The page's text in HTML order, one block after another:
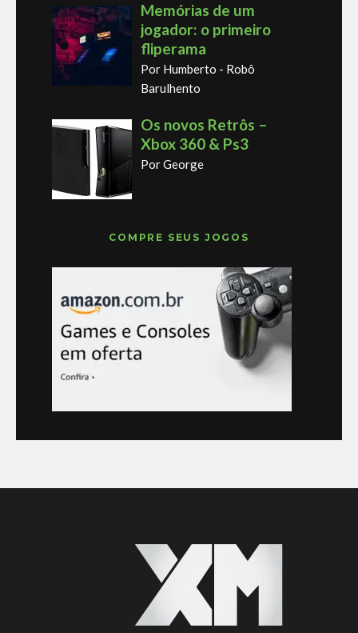
Memórias de um
jogador: o primeiro
fliperama
Por Humberto - Robô
Barulhento
Os novos Retrôs –
Xbox 360 & Ps3
Por George
COMPRE SEUS JOGOS